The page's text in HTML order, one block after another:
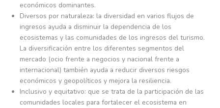
económicos dominantes.
Diversos por naturaleza: la diversidad en varios flujos de
ingresos ayuda a disminuir la dependencia de los
ecosistemas y las comunidades de los ingresos del turismo.
La diversificación entre los diferentes segmentos del
mercado (ocio frente a negocios y nacional frente a
internacional) también ayuda a reducir diversos riesgos
económicos y geopolíticos y mejora la resiliencia.
Inclusivo y equitativo: que se trata de la participación de las
comunidades locales para fortalecer el ecosistema en